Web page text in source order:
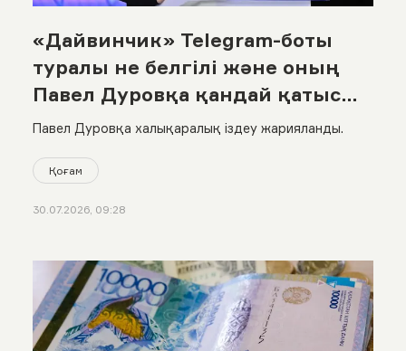
«Дайвинчик» Telegram-боты
туралы не белгілі және оның
Павел Дуровқа қандай қатысы
бар?
Павел Дуровқа халықаралық іздеу жарияланды.
Қоғам
30.07.2026, 09:28